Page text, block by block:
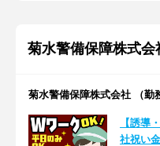
菊水警備保障株式会
菊水警備保障株式会社 （勤
【誘導
社祝い